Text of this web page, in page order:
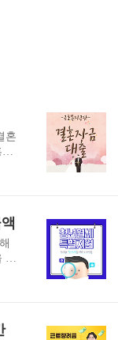
혼
비
근
입
어
줄
~